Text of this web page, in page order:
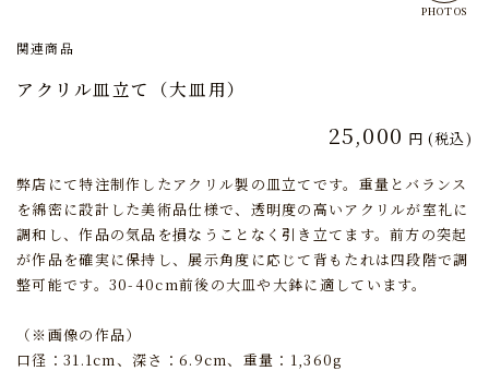
PHOTOS
関連商品
アクリル皿立て（大皿用）
25,000 円 (税込)
弊店にて特注制作したアクリル製の皿立てです。重量とバランス
を綿密に設計した美術品仕様で、透明度の高いアクリルが室礼に
調和し、作品の気品を損なうことなく引き立てます。前方の突起
が作品を確実に保持し、展示角度に応じて背もたれは四段階で調
整可能です。30-40cm前後の大皿や大鉢に適しています。
（※画像の作品）
口径：31.1cm、深さ：6.9cm、重量：1,360g